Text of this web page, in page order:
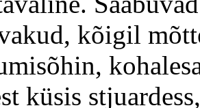
kõigil
küsis